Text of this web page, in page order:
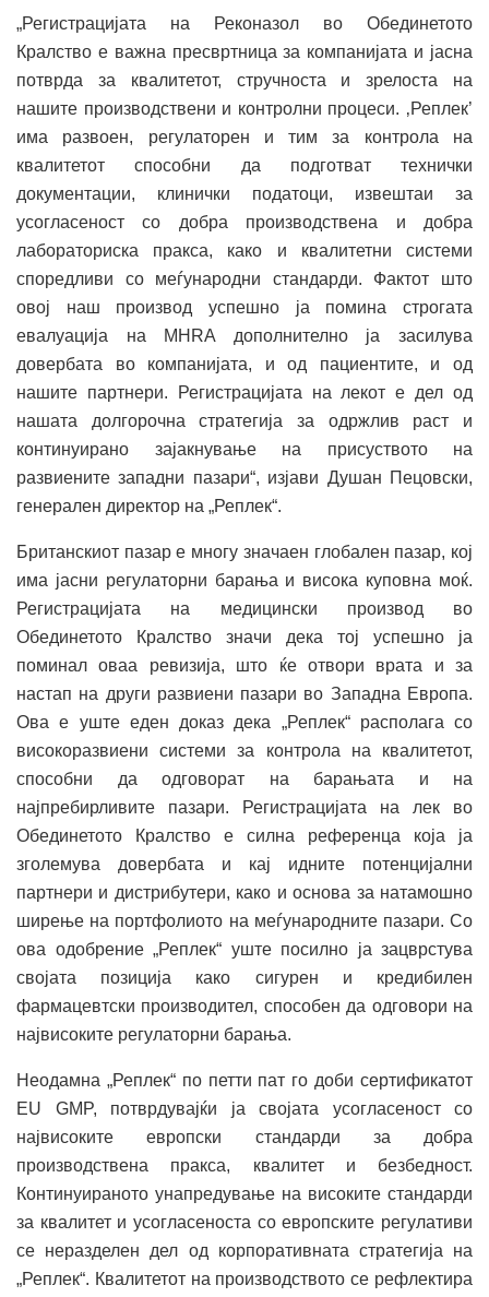
„Регистрацијата на Реконазол во Обединетото
Кралство е важна пресвртница за компанијата и јасна
потврда за квалитетот, стручноста и зрелоста на
нашите производствени и контролни процеси. ‚Реплек’
има развоен, регулаторен и тим за контрола на
квалитетот способни да подготват технички
документации, клинички податоци, извештаи за
усогласеност со добра производствена и добра
лабораториска пракса, како и квалитетни системи
споредливи со меѓународни стандарди. Фактот што
овој наш производ успешно ја помина строгата
евалуација на MHRA дополнително ја засилува
довербата во компанијата, и од пациентите, и од
нашите партнери. Регистрацијата на лекот е дел од
нашата долгорочна стратегија за одржлив раст и
континуирано зајакнување на присуството на
развиените западни пазари“, изјави Душан Пецовски,
генерален директор на „Реплек“.
Британскиот пазар е многу значаен глобален пазар, кој
има јасни регулаторни барања и висока куповна моќ.
Регистрацијата на медицински производ во
Обединетото Кралство значи дека тој успешно ја
поминал оваа ревизија, што ќе отвори врата и за
настап на други развиени пазари во Западна Европа.
Ова е уште еден доказ дека „Реплек“ располага со
високоразвиени системи за контрола на квалитетот,
способни да одговорат на барањата и на
најпребирливите пазари. Регистрацијата на лек во
Обединетото Кралство е силна референца која ја
зголемува довербата и кај идните потенцијални
партнери и дистрибутери, како и основа за натамошно
ширење на портфолиото на меѓународните пазари. Со
ова одобрение „Реплек“ уште посилно ја зацврстува
својата позиција како сигурен и кредибилен
фармацевтски производител, способен да одговори на
највисоките регулаторни барања.
Неодамна „Реплек“ по петти пат го доби сертификатот
EU GMP, потврдувајќи ја својата усогласеност со
највисоките европски стандарди за добра
производствена пракса, квалитет и безбедност.
Континуираното унапредување на високите стандарди
за квалитет и усогласеноста со европските регулативи
се неразделен дел од корпоративната стратегија на
„Реплек“. Квалитетот на производството се рефлектира